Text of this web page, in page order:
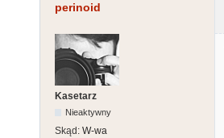
perinoid
Kasetarz
Nieaktywny
Skąd: W-wa